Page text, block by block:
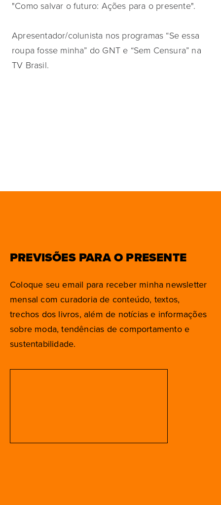
"Como salvar o futuro: Ações para o presente".
Apresentador/colunista nos programas “Se essa
roupa fosse minha” do GNT e “Sem Censura” na
TV Brasil.
PREVISÕES PARA O PRESENTE
Coloque seu email para receber minha newsletter
mensal com curadoria de conteúdo, textos,
trechos dos livros, além de notícias e informações
sobre moda, tendências de comportamento e
sustentabilidade.